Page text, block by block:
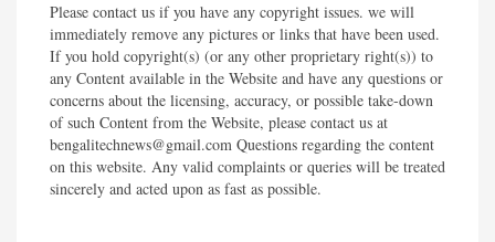
Please contact us if you have any copyright issues. we will
immediately remove any pictures or links that have been used.
If you hold copyright(s) (or any other proprietary right(s)) to
any Content available in the Website and have any questions or
concerns about the licensing, accuracy, or possible take-down
of such Content from the Website, please contact us at
bengalitechnews@gmail.com Questions regarding the content
on this website. Any valid complaints or queries will be treated
sincerely and acted upon as fast as possible.​